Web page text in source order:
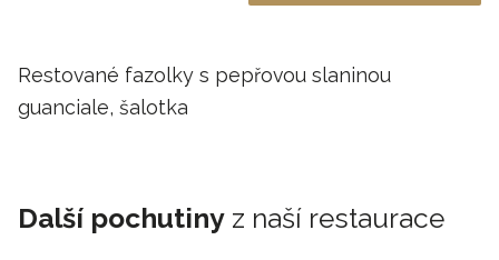
Restované fazolky s pepřovou slaninou
guanciale, šalotka
Další pochutiny z naší restaurace